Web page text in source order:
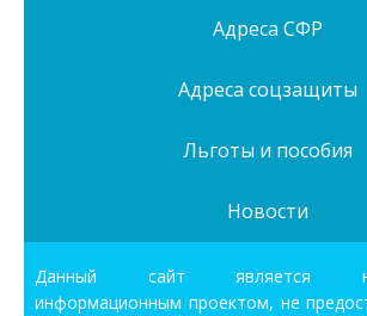
Адреса СФР
Адреса соцзащиты
Льготы и пособия
Новости
Данный сайт является
информационным проектом, не